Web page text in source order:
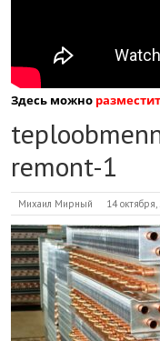
Здесь можно
remont-1
Михаил Мирный 14 октября,